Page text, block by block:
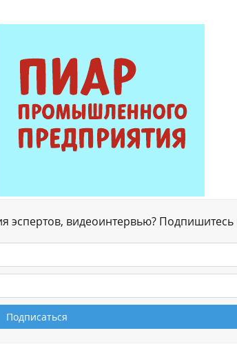
эспертов, видеоинтервью?